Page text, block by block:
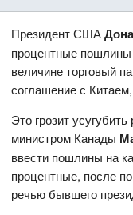
Президент США
процентные пошлины
величине торговый
соглашение с
Это грозит
министром Канады
ввести пошлины на
процентные, после
речью бывшего